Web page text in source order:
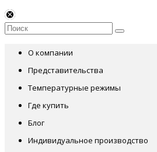
О компании
Представительства
Температурные режимы
Где купить
Блог
Индивидуальное производство